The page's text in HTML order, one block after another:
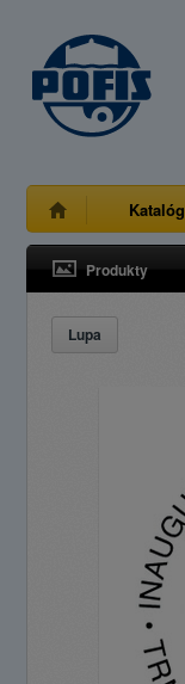
Katalóg
Produkty
Lupa